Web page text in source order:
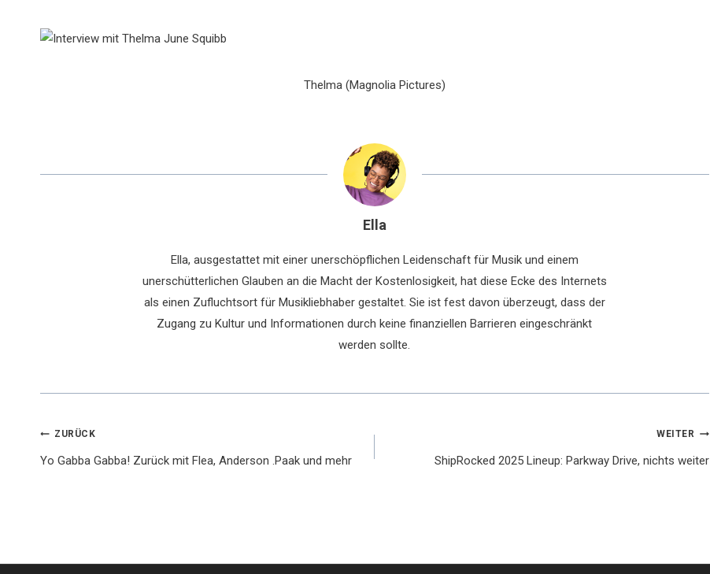
Thelma (Magnolia Pictures)
Ella
Ella, ausgestattet mit einer unerschöpflichen Leidenschaft für Musik und einem
unerschütterlichen Glauben an die Macht der Kostenlosigkeit, hat diese Ecke des Internets
als einen Zufluchtsort für Musikliebhaber gestaltet. Sie ist fest davon überzeugt, dass der
Zugang zu Kultur und Informationen durch keine finanziellen Barrieren eingeschränkt
werden sollte.
Beitragsnavigation
ZURÜCK
Yo Gabba Gabba! Zurück mit Flea, Anderson .Paak und mehr
WEITER
ShipRocked 2025 Lineup: Parkway Drive, nichts weiter